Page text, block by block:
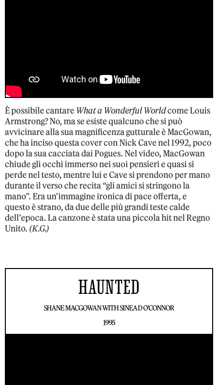
È possibile cantare What a Wonderful Worldcome Louis
Armstrong? No, ma se esiste qualcuno che si può
avvicinare alla sua magnificenza gutturale è MacGowan,
che ha inciso questa cover con Nick Cave nel 1992, poco
dopo la sua cacciata dai Pogues. Nel video, MacGowan
chiude gli occhi immerso nei suoi pensieri e quasi si
perde nel testo, mentre lui e Cave si prendono per mano
durante il verso che recita “gli amici si stringono la
mano”. Era un’immagine ironica di pace offerta, e
questo è strano, da due delle più grandi teste calde
dell’epoca. La canzone è stata una piccola hit nel Regno
Unito.(K.G.)
HAUNTED
SHANE MACGOWAN WITH SINEAD O’CONNOR
1995